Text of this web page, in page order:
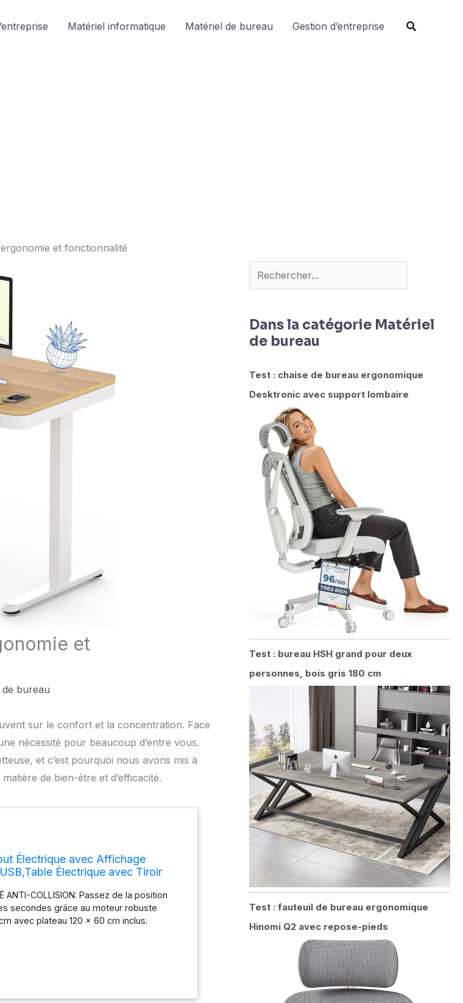
Matériel informatique Matériel de bureau Gestion d’entreprise
et fonctionnalité
et
bureau
sur le confort et la concentration. Face
nécessité pour beaucoup d’entre vous.
et c’est pourquoi nous avons mis à
de bien-être et d’efficacité.
Électrique avec Affichage
Électrique avec Tiroir
ANTI-COLLISION: Passez de la position
secondes grâce au moteur robuste
avec plateau 120 x 60 cm inclus.
il protège enfants, animaux domestiques
utilisation sereine au quotidien. GRAND
Surface spacieuse idéale pour 2
de travail. Il peut également être
miroir, parfum et produits de
e
Dans la catégorie Matériel
de bureau
Test : chaise de bureau ergonomique
Desktronic avec support lombaire
Test : bureau HSH grand pour deux
personnes, bois gris 180 cm
Test : fauteuil de bureau ergonomique
Hinomi Q2 avec repose-pieds